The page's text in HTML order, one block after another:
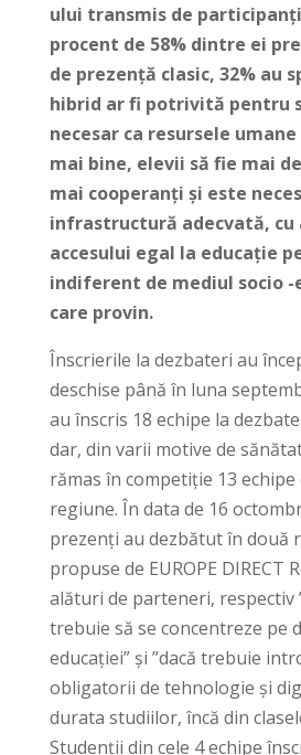
ului transmis de
procent de 58% dintre ei
de prezență clasic, 32% au
hibrid ar fi potrivită pentru
necesar ca resursele
mai bine, elevii să fie mai
mai cooperanți și este
infrastructură adecvată, cu
accesului egal la educație
indiferent de mediul socio -
care provin.
Înscrierile la dezbateri au
deschise până în luna
au înscris 18 echipe la
dar, din varii motive de
rămas în competiție 13 echipe
regiune. În data de 16
prezenți au dezbătut în două
propuse de EUROPE DIRECT
alături de parteneri, respectiv
trebuie să se concentreze pe
educației” și ”dacă trebuie
obligatorii de tehnologie și
durata studiilor, încă din
Studenții din cele 4 echipe